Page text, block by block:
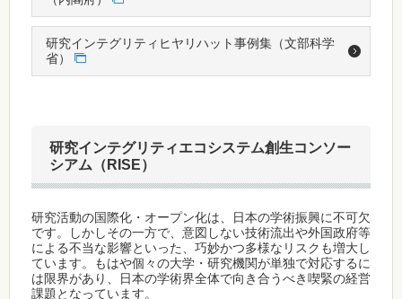
研究インテグリティヒヤリハット事例集（文部科学
省）
研究インテグリティエコシステム創生コンソー
シアム（RISE）
研究活動の国際化・オープン化は、日本の学術振興に不可欠
です。しかしその一方で、意図しない技術流出や外国政府等
による不当な影響といった、巧妙かつ多様なリスクも増大し
ています。もはや個々の大学・研究機関が単独で対応するに
は限界があり、日本の学術界全体で向き合うべき喫緊の経営
課題となっています。